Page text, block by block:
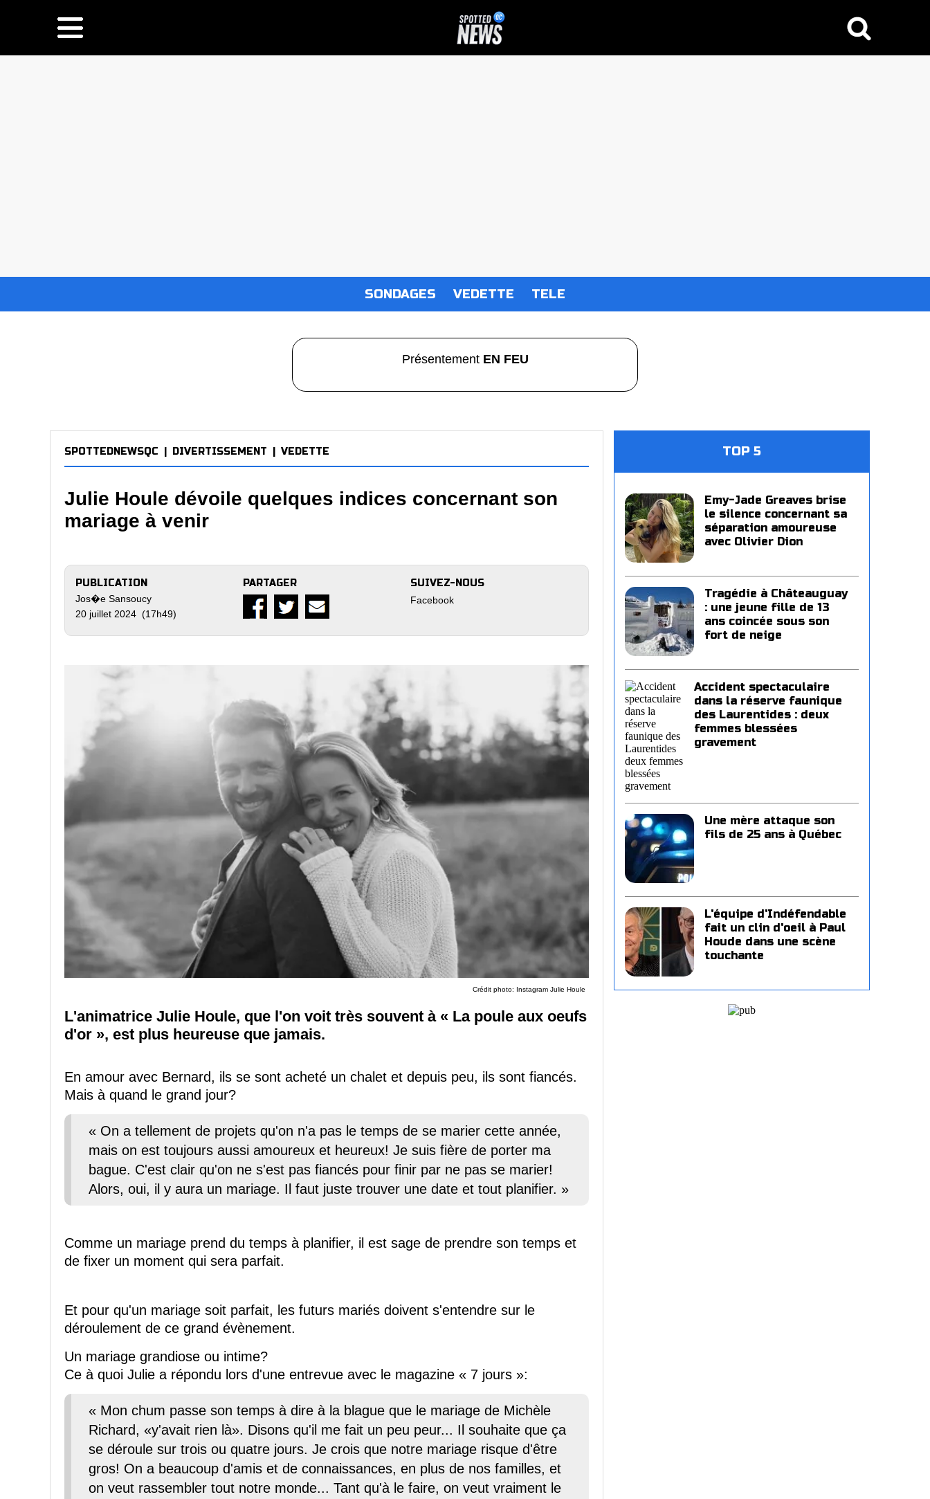
SONDAGES VEDETTE TELE
Présentement EN FEU
SPOTTEDNEWSQC DIVERTISSEMENT VEDETTE
Julie Houle dévoile quelques indices concernant son
mariage à venir
PUBLICATION
Jos�e Sansoucy
20 juillet 2024 (17h49)
PARTAGER SUIVEZ-NOUS
Facebook
Crédit photo: Instagram Julie Houle
L'animatrice Julie Houle, que l'on voit très souvent à « La poule aux oeufs
d'or », est plus heureuse que jamais.
En amour avec Bernard, ils se sont acheté un chalet et depuis peu, ils sont fiancés.
Mais à quand le grand jour?
« On a tellement de projets qu'on n'a pas le temps de se marier cette année,
mais on est toujours aussi amoureux et heureux! Je suis fière de porter ma
bague. C'est clair qu'on ne s'est pas fiancés pour finir par ne pas se marier!
Alors, oui, il y aura un mariage. Il faut juste trouver une date et tout planifier. »
Comme un mariage prend du temps à planifier, il est sage de prendre son temps et
de fixer un moment qui sera parfait.
Et pour qu'un mariage soit parfait, les futurs mariés doivent s'entendre sur le
déroulement de ce grand évènement.
Un mariage grandiose ou intime?
Ce à quoi Julie a répondu lors d'une entrevue avec le magazine « 7 jours »:
« Mon chum passe son temps à dire à la blague que le mariage de Michèle
Richard, «y'avait rien là». Disons qu'il me fait un peu peur... Il souhaite que ça
se déroule sur trois ou quatre jours. Je crois que notre mariage risque d'être
gros! On a beaucoup d'amis et de connaissances, en plus de nos familles, et
on veut rassembler tout notre monde... Tant qu'à le faire, on veut vraiment le
TOP 5
Emy-Jade Greaves brise
le silence concernant sa
séparation amoureuse
avec Olivier Dion
Tragédie à Châteauguay
: une jeune fille de 13
ans coincée sous son
fort de neige
Accident spectaculaire
dans la réserve faunique
des Laurentides : deux
femmes blessées
gravement
Une mère attaque son
fils de 25 ans à Québec
L'équipe d'Indéfendable
fait un clin d'oeil à Paul
Houde dans une scène
touchante